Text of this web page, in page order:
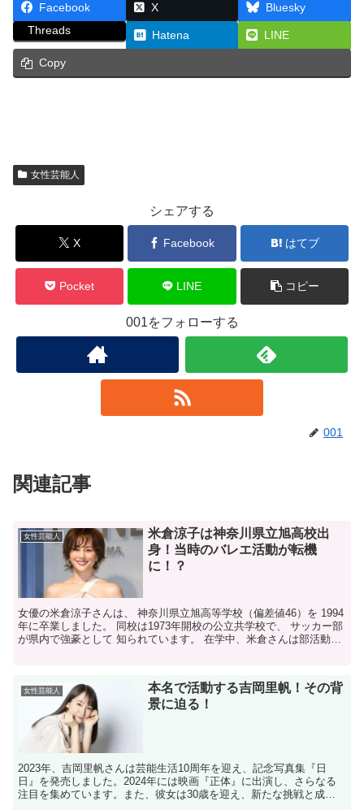
Facebook X
Bluesky
Threads
Hatena LINE
Copy
女性芸能人
シェアする
X Facebook はてブ
Pocket LINE コピー
001をフォローする
001
関連記事
女性芸能人
米倉涼子は神奈川県立旭高校出
身！当時のバレエ活動が転機
に！？
女優の米倉涼子さんは、 神奈川県立旭高等学校（偏差値46）を 1994
年に卒業しました。 同校は1973年開校の公立共学校で、 サッカー部
が県内で強豪として 知られています。 在学中、米倉さんは部活動に
女性芸能人
本名で活動する吉岡里帆！その背
景に迫る！
2023年、吉岡里帆さんは芸能生活10周年を迎え、記念写真集『日
日』を発売しました。2024年には映画『正体』に出演し、さらなる
注目を集めています。また、彼女は30歳を迎え、新たな挑戦と成長